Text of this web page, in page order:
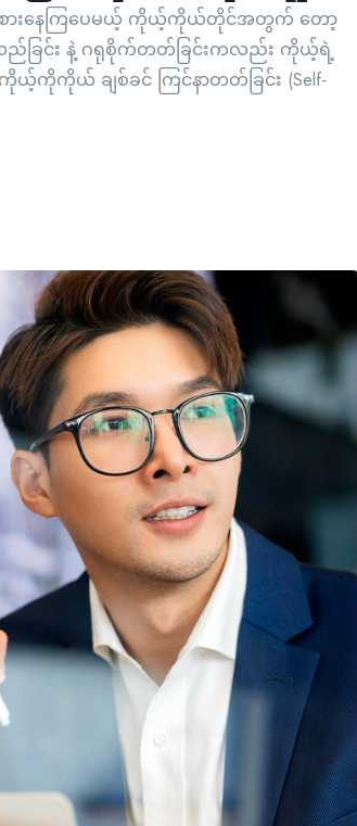
းစားနေကြပေမယ့် ကိုယ့်ကိုယ်တိုင်အတွက် တော့
လည်ခြင်း နဲ့ ဂရုစိုက်တတ်ခြင်းကလည်း ကိုယ့်ရဲ့
ကိုယ့်ကိုကိုယ် ချစ်ခင် ကြင်နာတတ်ခြင်း (Self-